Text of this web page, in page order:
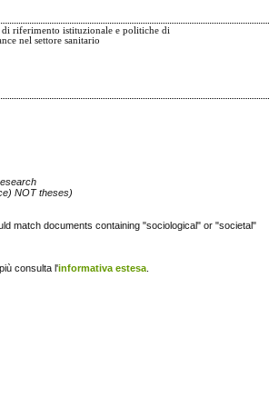
di riferimento istituzionale e politiche di
nel settore sanitario
NOT theses)
match documents containing "sociological" or "societal"
consulta l'informativa estesa